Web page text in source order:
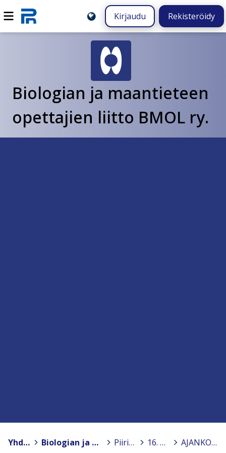
Kirjaudu Rekisteröidy
Biologian ja maantieteen
opettajien liitto BMOL ry.
Yhdistykset > Biologian ja maantieteen opettajien liitto BMOL ry. > Piiriyhdistykset > 16. Oulu > AJANKOHTAISTA